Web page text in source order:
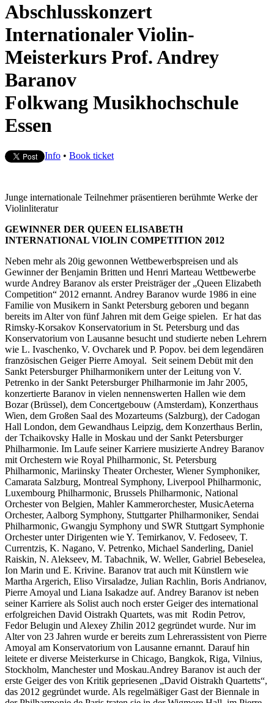
Abschlusskonzert
Internationaler Violin-
Meisterkurs Prof. Andrey
Baranov
Folkwang Musikhochschule
Essen
Info • Book ticket
Junge internationale Teilnehmer präsentieren berühmte Werke der
Violinliteratur
GEWINNER DER QUEEN ELISABETH
INTERNATIONAL VIOLIN COMPETITION 2012
Neben mehr als 20ig gewonnen Wettbewerbspreisen und als
Gewinner der Benjamin Britten und Henri Marteau Wettbewerbe
wurde Andrey Baranov als erster Preisträger der „Queen Elizabeth
Competition“ 2012 ernannt. Andrey Baranov wurde 1986 in eine
Familie von Musikern in Sankt Petersburg geboren und begann
bereits im Alter von fünf Jahren mit dem Geige spielen. Er hat das
Rimsky-Korsakov Konservatorium in St. Petersburg und das
Konservatorium von Lausanne besucht und studierte neben Lehrern
wie L. Ivaschenko, V. Ovcharek und P. Popov. bei dem legendären
französischen Geiger Pierre Amoyal. Seit seinem Debüt mit den
Sankt Petersburger Philharmonikern unter der Leitung von V.
Petrenko in der Sankt Petersburger Philharmonie im Jahr 2005,
konzertierte Baranov in vielen nennenswerten Hallen wie dem
Bozar (Brüssel), dem Concertgebouw (Amsterdam), Konzerthaus
Wien, dem Großen Saal des Mozarteums (Salzburg), der Cadogan
Hall London, dem Gewandhaus Leipzig, dem Konzerthaus Berlin,
der Tchaikovsky Halle in Moskau und der Sankt Petersburger
Philharmonie. Im Laufe seiner Karriere musizierte Andrey Baranov
mit Orchestern wie Royal Philharmonic, St. Petersburg
Philharmonic, Mariinsky Theater Orchester, Wiener Symphoniker,
Camarata Salzburg, Montreal Symphony, Liverpool Philharmonic,
Luxembourg Philharmonic, Brussels Philharmonic, National
Orchester von Belgien, Mahler Kammerorchester, MusicAeterna
Orchester, Aalborg Symphony, Stuttgarter Philharmoniker, Sendai
Philharmonic, Gwangju Symphony und SWR Stuttgart Symphonie
Orchester unter Dirigenten wie Y. Temirkanov, V. Fedoseev, T.
Currentzis, K. Nagano, V. Petrenko, Michael Sanderling, Daniel
Raiskin, N. Alekseev, M. Tabachnik, W. Weller, Gabriel Bebeselea,
Ion Marin und E. Krivine. Baranov trat auch mit Künstlern wie
Martha Argerich, Eliso Virsaladze, Julian Rachlin, Boris Andrianov,
Pierre Amoyal und Liana Isakadze auf. Andrey Baranov ist neben
seiner Karriere als Solist auch noch erster Geiger des international
erfolgreichen David Oistrakh Quartets, was mit Rodin Petrov,
Fedor Belugin und Alexey Zhilin 2012 gegründet wurde. Nur im
Alter von 23 Jahren wurde er bereits zum Lehrerassistent von Pierre
Amoyal am Konservatorium von Lausanne ernannt. Darauf hin
leitete er diverse Meisterkurse in Chicago, Bangkok, Riga, Vilnius,
Stockholm, Manchester und Moskau.Andrey Baranov ist auch der
erste Geiger des von Kritik gepriesenen „David Oistrakh Quartetts“,
das 2012 gegründet wurde. Als regelmäßiger Gast der Biennale in